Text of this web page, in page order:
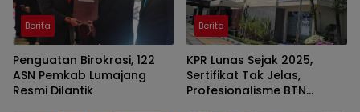
Berita
Penguatan Birokrasi, 122
ASN Pemkab Lumajang
Resmi Dilantik
Berita
KPR Lunas Sejak 2025,
Sertifikat Tak Jelas,
Profesionalisme BTN